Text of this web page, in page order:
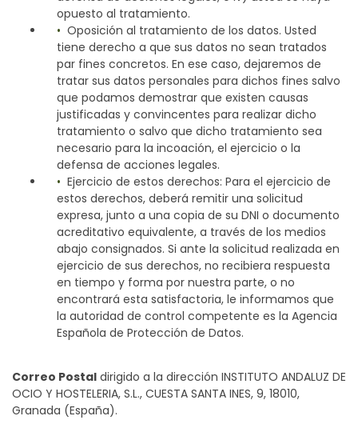
opuesto al tratamiento.
Oposición al tratamiento de los datos. Usted
tiene derecho a que sus datos no sean tratados
par fines concretos. En ese caso, dejaremos de
tratar sus datos personales para dichos fines salvo
que podamos demostrar que existen causas
justificadas y convincentes para realizar dicho
tratamiento o salvo que dicho tratamiento sea
necesario para la incoación, el ejercicio o la
defensa de acciones legales.
Ejercicio de estos derechos: Para el ejercicio de
estos derechos, deberá remitir una solicitud
expresa, junto a una copia de su DNI o documento
acreditativo equivalente, a través de los medios
abajo consignados. Si ante la solicitud realizada en
ejercicio de sus derechos, no recibiera respuesta
en tiempo y forma por nuestra parte, o no
encontrará esta satisfactoria, le informamos que
la autoridad de control competente es la Agencia
Española de Protección de Datos.
Correo Postal dirigido a la dirección INSTITUTO ANDALUZ DE
OCIO Y HOSTELERIA, S.L., CUESTA SANTA INES, 9, 18010,
Granada (España).